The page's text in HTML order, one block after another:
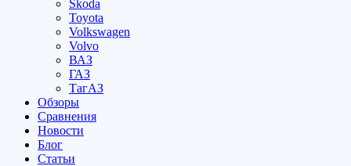
Skoda
Toyota
Volkswagen
Volvo
ВАЗ
ГАЗ
ТагАЗ
Обзоры
Сравнения
Новости
Блог
Статьи